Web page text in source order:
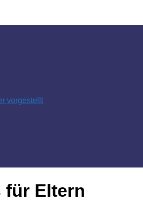
vorgestellt
für Eltern